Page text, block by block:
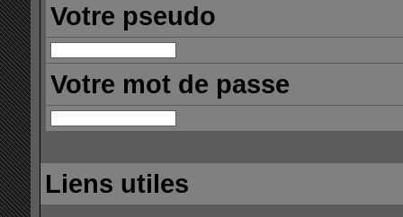
Votre pseudo
Votre mot de passe
Liens utiles